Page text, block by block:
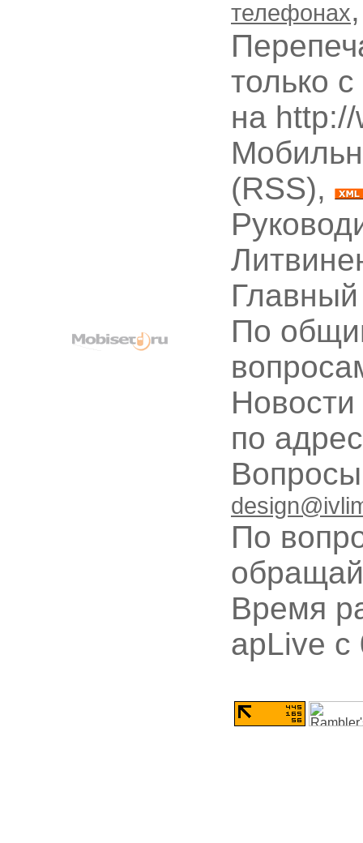
телефонах
только
на
(RSS),
По
по
По
Время
apLive c